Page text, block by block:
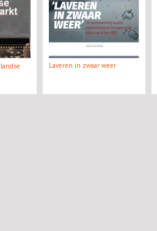
Laveren in zwaar weer